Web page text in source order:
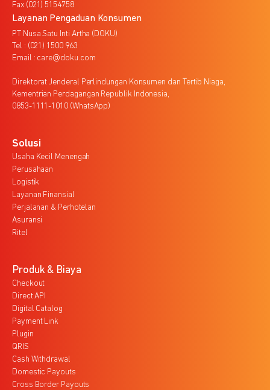
Fax (021) 5154758
Layanan Pengaduan Konsumen
PT Nusa Satu Inti Artha (DOKU)
Tel : (021) 1500 963
Email : care@doku.com
Direktorat Jenderal Perlindungan Konsumen dan Tertib Niaga,
Kementrian Perdagangan Republik Indonesia,
0853-1111-1010 (WhatsApp)
Solusi
Usaha Kecil Menengah
Perusahaan
Logistik
Layanan Finansial
Perjalanan & Perhotelan
Asuransi
Ritel
Produk & Biaya
Checkout
Direct API
Digital Catalog
Payment Link
Plugin
QRIS
Cash Withdrawal
Domestic Payouts
Cross Border Payouts